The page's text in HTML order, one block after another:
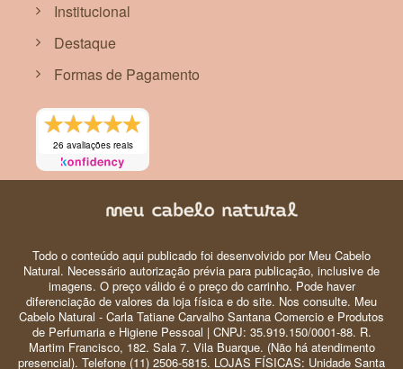
Institucional
Destaque
Formas de Pagamento
26 avaliações reais
Todo o conteúdo aqui publicado foi desenvolvido por Meu Cabelo
Natural. Necessário autorização prévia para publicação, inclusive de
imagens. O preço válido é o preço do carrinho. Pode haver
diferenciação de valores da loja física e do site. Nos consulte. Meu
Cabelo Natural - Carla Tatiane Carvalho Santana Comercio e Produtos
de Perfumaria e Higiene Pessoal | CNPJ: 35.919.150/0001-88. R.
Martim Francisco, 182. Sala 7. Vila Buarque. (Não há atendimento
presencial). Telefone (11) 2506-5815. LOJAS FÍSICAS: Unidade Santa